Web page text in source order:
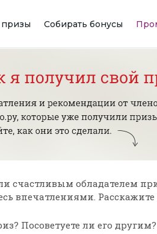
призы Собирать бонусы
счастливым обладателем
впечатлениями.
Посоветуете ли его другим?